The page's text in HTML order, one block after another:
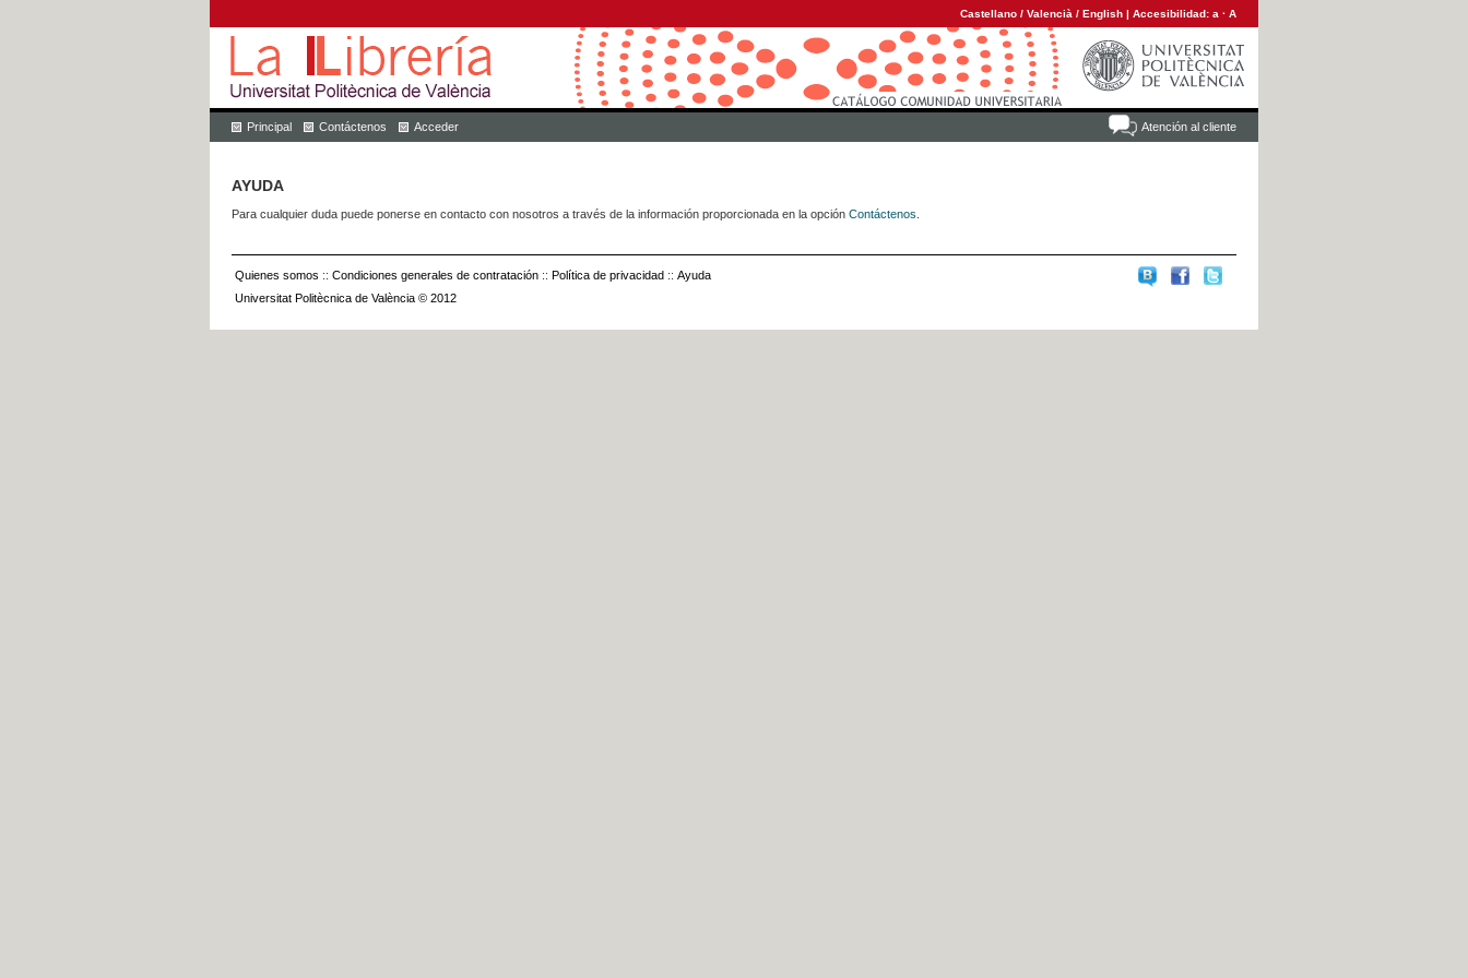
Castellano / Valencià / English | Accesibilidad: a · A
Atención al cliente
Principal Contáctenos Acceder
AYUDA
Para cualquier duda puede ponerse en contacto con nosotros a través de la información proporcionada en la opción Contáctenos
Quienes somos :: Condiciones generales de contratación :: Política de privacidad :: Ayuda
Universitat Politècnica de València © 2012